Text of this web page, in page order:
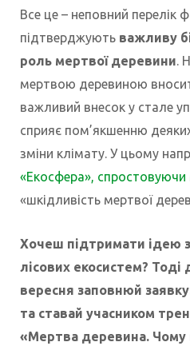
Все це – неповний перелік
підтверджують важливу
роль мертвої деревини.
мертвою деревиною
важливий внесок у стале
сприяє пом’якшенню
зміни клімату. У цьому
«Екосфера», спростовуючи
«шкідливість мертвої
Хочеш підтримати ідею
лісових екосистем? Тоді
вересня заповнюй
та ставай учасником
«Мертва деревина. Чому